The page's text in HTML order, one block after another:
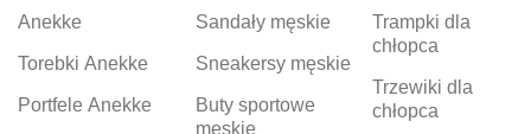
Anekke
Torebki Anekke
Portfele Anekke
Sandały męskie
Sneakersy męskie
Buty sportowe
męskie
Trampki dla
chłopca
Trzewiki dla
chłopca